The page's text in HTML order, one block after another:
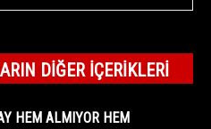
DIĞER İÇERIKLERI
HEM ALMIYOR HEM